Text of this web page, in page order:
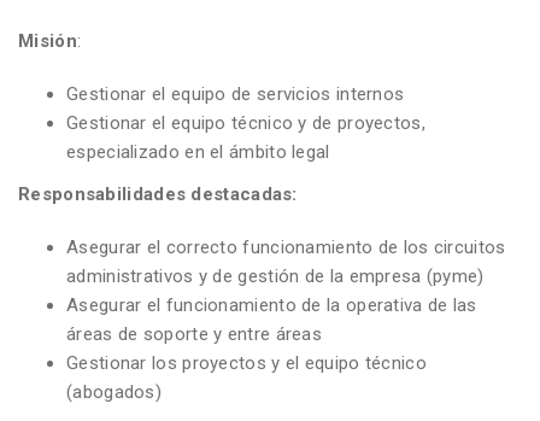
Misión:
Gestionar el equipo de servicios internos
Gestionar el equipo técnico y de proyectos,
especializado en el ámbito legal
Responsabilidades destacadas:
Asegurar el correcto funcionamiento de los circuitos
administrativos y de gestión de la empresa (pyme)
Asegurar el funcionamiento de la operativa de las
áreas de soporte y entre áreas
Gestionar los proyectos y el equipo técnico
(abogados)